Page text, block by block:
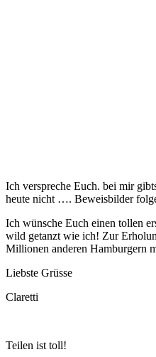
Ich verspreche Euch. bei mir
heute nicht …. Beweisbilder
Ich wünsche Euch einen tollen
wild getanzt wie ich! Zur
Millionen anderen Hamburgern
Liebste Grüsse
Claretti
Teilen ist toll!